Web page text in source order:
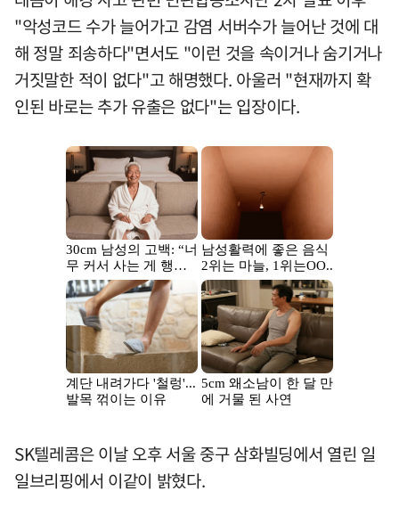
"악성코드 수가 늘어가고 감염 서버수가 늘어난 것에 대
해 정말 죄송하다"면서도 "이런 것을 속이거나 숨기거나
거짓말한 적이 없다"고 해명했다. 아울러 "현재까지 확
인된 바로는 추가 유출은 없다"는 입장이다.
SK텔레콤은 이날 오후 서울 중구 삼화빌딩에서 열린 일
일브리핑에서 이같이 밝혔다.